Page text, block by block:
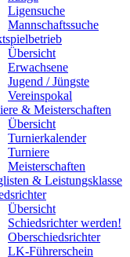
Ligensuche
Mannschaftssuche
Übersicht
Erwachsene
Jugend / Jüngste
Vereinspokal
& Meisterschaften
Übersicht
Turnierkalender
Turniere
Meisterschaften
& Leistungsklasse
Übersicht
Schiedsrichter werden!
Oberschiedsrichter
LK-Führerschein